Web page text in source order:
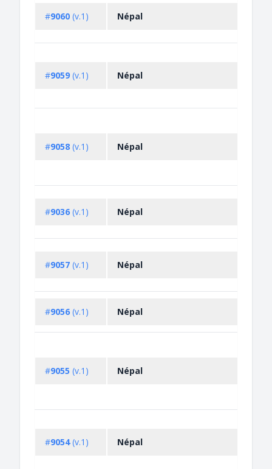
#9060 (v.1) Népal
#9059 (v.1) Népal
#9058 (v.1) Népal
#9036 (v.1) Népal
#9057 (v.1) Népal
#9056 (v.1) Népal
#9055 (v.1) Népal
#9054(v.1) Népal